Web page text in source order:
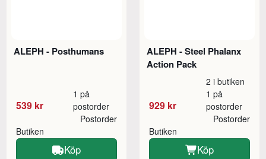
ALEPH - Posthumans
539 kr
1 på
postorder
Butiken
Postorder
Köp
ALEPH - Steel Phalanx
Action Pack
929 kr
2 i butiken
1 på
postorder
Butiken
Postorder
Köp